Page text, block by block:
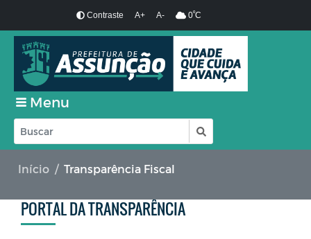
Contraste A+ A- 0ºC
Menu
Início Transparência Fiscal
PORTAL DA TRANSPARÊNCIA